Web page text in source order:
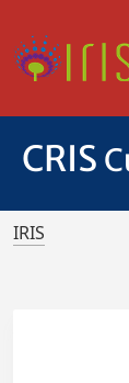
CRIS
IRIS